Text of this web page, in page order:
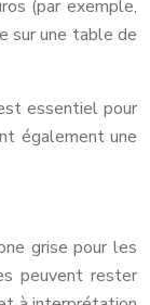
(par exemple,
sur une table de
essentiel pour
également une
grise pour les
peuvent rester